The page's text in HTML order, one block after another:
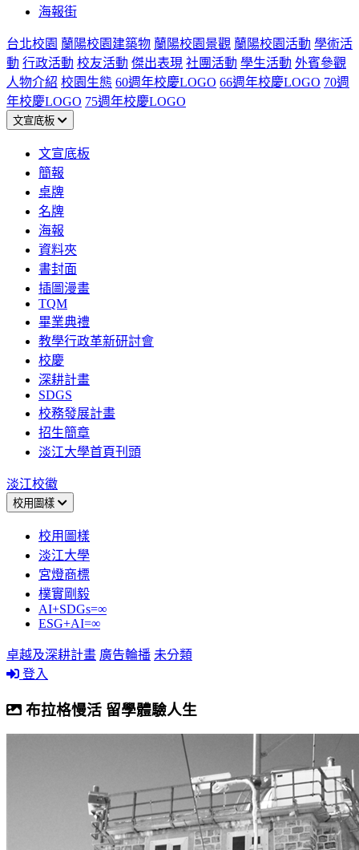
海報街
台北校園 蘭陽校園建築物 蘭陽校園景觀 蘭陽校園活動 學術活
動 行政活動 校友活動 傑出表現 社團活動 學生活動 外賓參觀
人物介紹 校園生態 60週年校慶LOGO 66週年校慶LOGO 70週
年校慶LOGO 75週年校慶LOGO
文宣底板
文宣底板
簡報
桌牌
名牌
海報
資料夾
書封面
插圖漫畫
TQM
畢業典禮
教學行政革新研討會
校慶
深耕計畫
SDGS
校務發展計畫
招生簡章
淡江大學首頁刊頭
淡江校徽
校用圖樣
校用圖樣
淡江大學
宮燈商標
樸實剛毅
AI+SDGs=∞
ESG+AI=∞
卓越及深耕計畫 廣告輪播 未分類
登入
布拉格慢活 留學體驗人生